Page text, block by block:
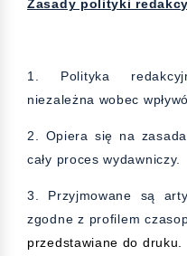
Zasady polityki
1. Polityka
niezależna wobec
2. Opiera się na
cały proces wydawniczy.
3. Przyjmowane są
zgodne z profilem
przedstawiane do druku.